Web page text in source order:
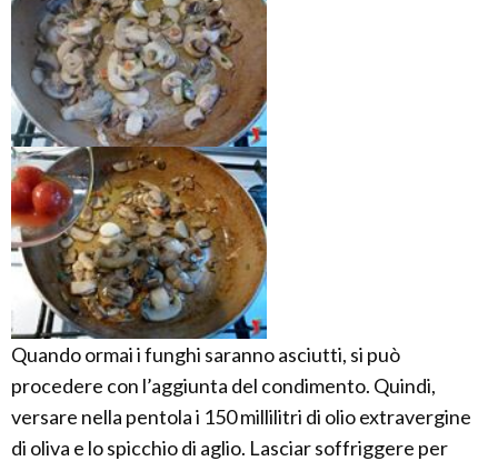
Quando ormai i funghi saranno asciutti, si può
procedere con l’aggiunta del condimento. Quindi,
versare nella pentola i 150 millilitri di olio extravergine
di oliva e lo spicchio di aglio. Lasciar soffriggere per